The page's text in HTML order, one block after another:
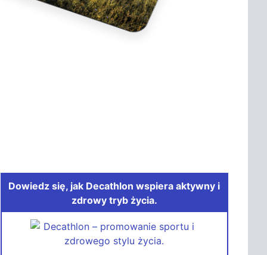
Dowiedz się, jak Decathlon wspiera aktywny i
zdrowy tryb życia.